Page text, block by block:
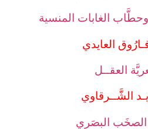
وحطَّاب الغابات المنسية
العايدي
العقــل
الشَّــرقاوي
الصخَب البصَري